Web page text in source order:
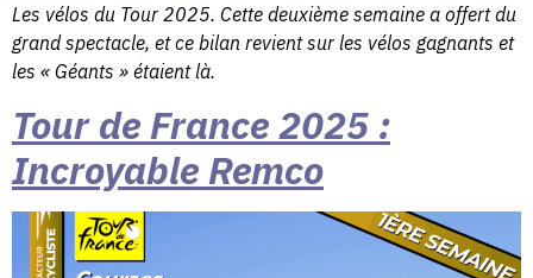
Les vélos du Tour 2025. Cette deuxième semaine a offert du
grand spectacle, et ce bilan revient sur les vélos gagnants et
les « Géants » étaient là.
Tour de France 2025 :
Incroyable Remco